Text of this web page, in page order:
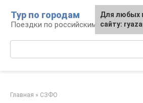
контенту
Тур по городам
Поездки по российским городам
Главная » СЗФО
Для любых
сайту: